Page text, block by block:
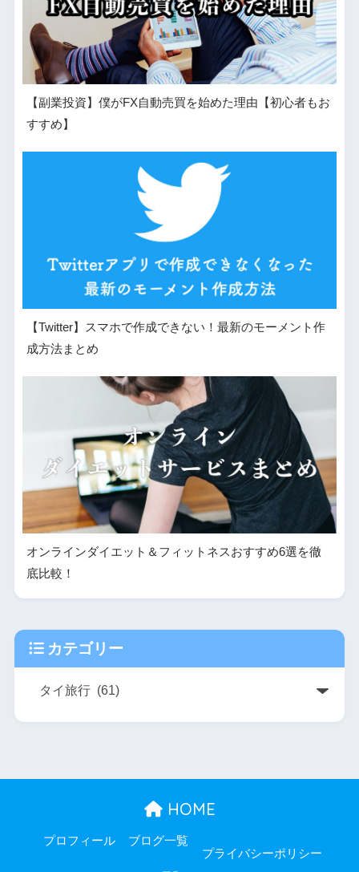
【副業投資】僕がFX自動売買を始めた理由【初心者もお
すすめ】
【Twitter】スマホで作成できない！最新のモーメント作
成方法まとめ
オンラインダイエット＆フィットネスおすすめ6選を徹
底比較！
カテゴリー
HOME
プロフィール
ブログ一覧
プライバシーポリシー